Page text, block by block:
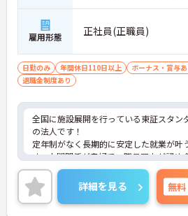
雇用形態 正社員(正職員)
日勤のみ 年間休日110日以上 ボーナス・賞与あ
退職金制度あり
全国に施設展開を行っている東証スタン
の法人です！
定年制がなく長期的に安定した就業が叶
す。人間関係が良好で、職員同士が認め
根付いています。
ご興味のある方には、面接対策ポイント
に詳細をご案内しますのでお気軽にご相
い！
詳細を見る 無料